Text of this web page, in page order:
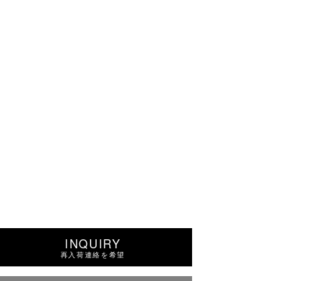
INQUIRY
再入荷連絡を希望